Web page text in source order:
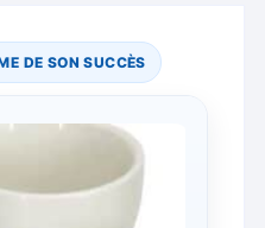
DE SON SUCCÈS